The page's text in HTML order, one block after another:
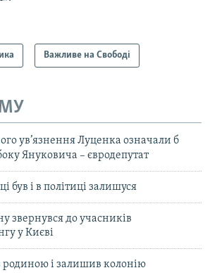
Важливе на Свободі
ув’язнення Луценка означали б
Януковича – євродепутат
був і в політиці залишуся
звернувся до учасників
у Києві
родиною і залишив колонію